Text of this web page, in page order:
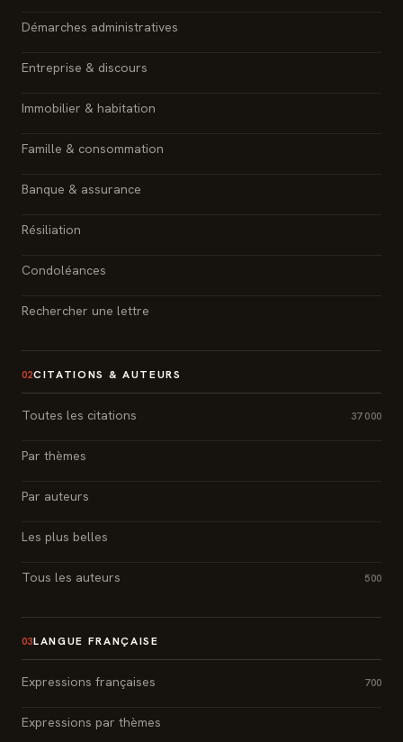
Démarches administratives
Entreprise & discours
Immobilier & habitation
Famille & consommation
Banque & assurance
Résiliation
Condoléances
Rechercher une lettre
02CITATIONS & AUTEURS
Toutes les citations 37 000
Par thèmes
Par auteurs
Les plus belles
Tous les auteurs 500
03LANGUE FRANÇAISE
Expressions françaises 700
Expressions par thèmes